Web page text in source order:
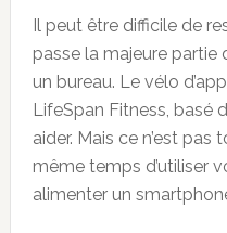
Il peut être difficile de
passe la majeure partie
un bureau. Le vélo
LifeSpan Fitness, basé
aider. Mais ce n’est
même temps d’utiliser
alimenter un